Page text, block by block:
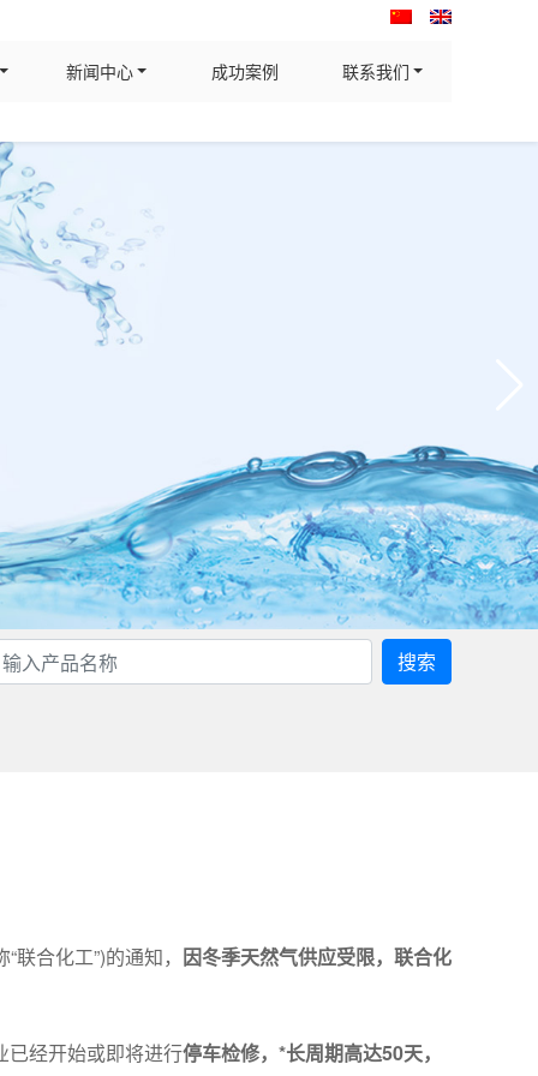
新闻中心 成功案例 联系我们
搜索
合化工”)的通知， 因冬季天然气供应受限，联合化
已经开始或即将进行停车检修，*长周期高达50天，